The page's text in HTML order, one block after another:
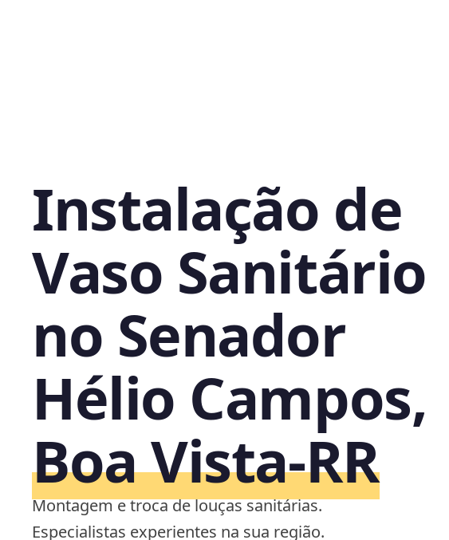
Instalação de
Vaso Sanitário
no Senador
Hélio Campos,
Boa Vista‑RR
Montagem e troca de louças sanitárias.
Especialistas experientes na sua região.